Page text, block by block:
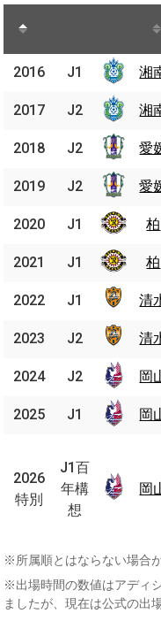
2016 湘
2017 湘
2018 愛
2019 愛
2020 柏
2021 柏
2022 清
2023 清
2024 岡
2025 岡
2026
特別
百
年
岡
2016 J1 湘
2017 J2 湘
2018 J2 愛
2019 J2 愛
2020 J1 柏
2021 J1 柏
2022 J1 清
2023 J2 清
2024 J2 岡
2025 J1 岡
2026
特別
J1百
年構
想
岡
※所属順とはならない場合
※出場時間の数値はアディ
ましたが、現在は公式の出